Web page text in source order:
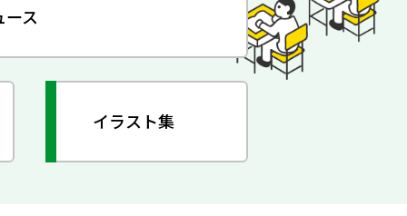
ース
イラスト集